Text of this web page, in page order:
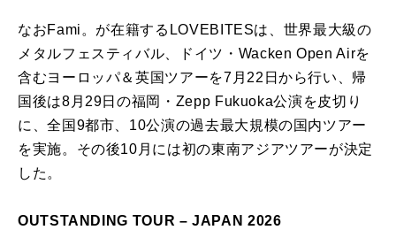
なおFami。が在籍するLOVEBITESは、世界最大級の
メタルフェスティバル、ドイツ・Wacken Open Airを
含むヨーロッパ＆英国ツアーを7月22日から行い、帰
国後は8月29日の福岡・Zepp Fukuoka公演を皮切り
に、全国9都市、10公演の過去最大規模の国内ツアー
を実施。その後10月には初の東南アジアツアーが決定
した。
OUTSTANDING TOUR – JAPAN 2026